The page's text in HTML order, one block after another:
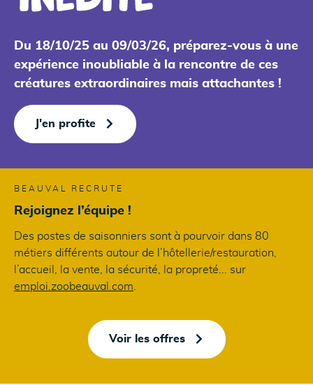
Du 18/10/25 au 09/03/26, préparez-vous à une
expérience inoubliable à la rencontre de ces
créatures extraordinaires mais attachantes !
J'en profite
BEAUVAL RECRUTE
Rejoignez l’équipe !
Des postes de saisonniers sont à pourvoir dans 80
métiers différents autour de l’hôtellerie/restauration,
l’accueil, la vente, la sécurité, la propreté... sur
emploi.zoobeauval.com.
Voir les offres